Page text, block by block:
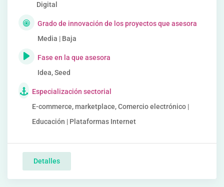
Digital
Grado de innovación de los proyectos que asesora
Media | Baja
Fase en la que asesora
Idea, Seed
Especialización sectorial
E-commerce, marketplace, Comercio electrónico |
Educación | Plataformas Internet
Detalles